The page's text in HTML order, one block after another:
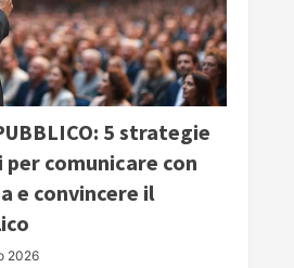
5 strategie
comunicare con
e convincere il
2026